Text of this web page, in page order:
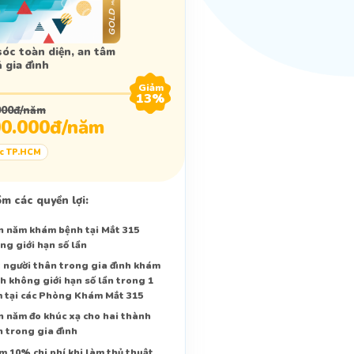
toàn diện, an tâm
gia đình
Giảm
13%
năm
năm
TP.HCM
các quyền lợi:
năm khám bệnh tại Mắt 315
giới hạn số lần
người thân trong gia đình khám
không giới hạn số lần trong 1
tại các Phòng Khám Mắt 315
năm đo khúc xạ cho hai thành
trong gia đình